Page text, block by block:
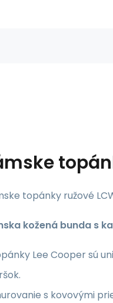
topánky ružové
kožená bunda s
Lee Cooper sú
s kovovými